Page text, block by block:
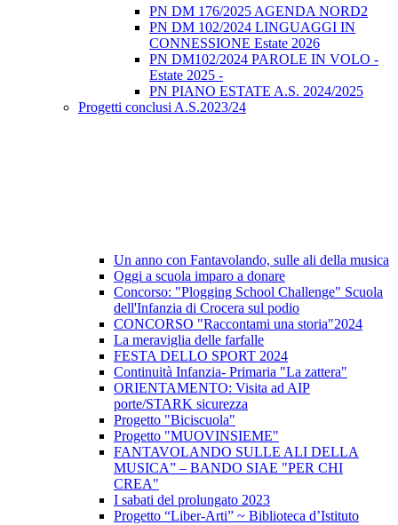
PN DM 176/2025 AGENDA NORD2
PN DM 102/2024 LINGUAGGI IN
CONNESSIONE Estate 2026
PN DM102/2024 PAROLE IN VOLO -
Estate 2025 -
PN PIANO ESTATE A.S. 2024/2025
Progetti conclusi A.S.2023/24
Un anno con Fantavolando, sulle ali della musica
Oggi a scuola imparo a donare
Concorso: "Plogging School Challenge" Scuola
dell'Infanzia di Crocera sul podio
CONCORSO "Raccontami una storia"2024
La meraviglia delle farfalle
FESTA DELLO SPORT 2024
Continuità Infanzia- Primaria "La zattera"
ORIENTAMENTO: Visita ad AIP
porte/STARK sicurezza
Progetto "Biciscuola"
Progetto "MUOVINSIEME"
FANTAVOLANDO SULLE ALI DELLA
MUSICA” – BANDO SIAE "PER CHI
CREA"
I sabati del prolungato 2023
Progetto “Liber-Arti” ~ Biblioteca d’Istituto